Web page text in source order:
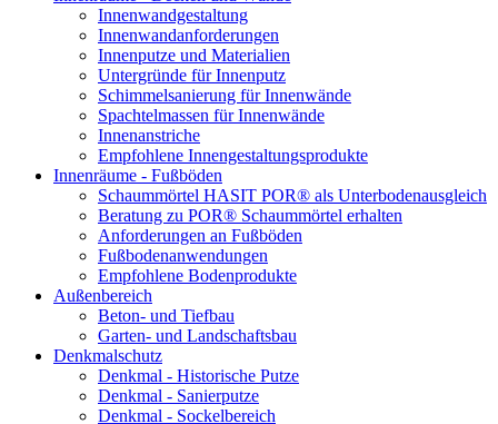
Innenwandgestaltung
Innenwandanforderungen
Innenputze und Materialien
Untergründe für Innenputz
Schimmelsanierung für Innenwände
Spachtelmassen für Innenwände
Innenanstriche
Empfohlene Innengestaltungsprodukte
Innenräume - Fußböden
Schaummörtel HASIT POR® als Unterbodenausgleich
Beratung zu POR® Schaummörtel erhalten
Anforderungen an Fußböden
Fußbodenanwendungen
Empfohlene Bodenprodukte
Außenbereich
Beton- und Tiefbau
Garten- und Landschaftsbau
Denkmalschutz
Denkmal - Historische Putze
Denkmal - Sanierputze
Denkmal - Sockelbereich